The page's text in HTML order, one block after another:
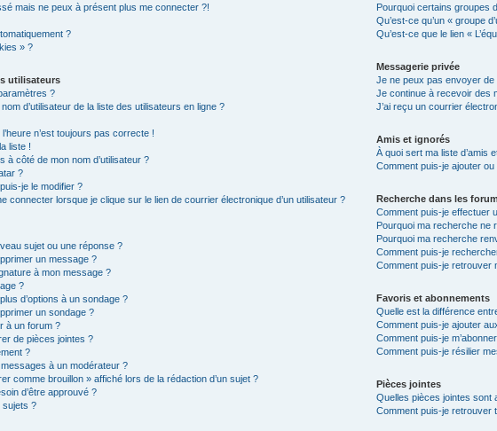
mais ne peux à présent plus me connecter ?!
?
» ?
utilisateurs
?
d’utilisateur de la liste des utilisateurs en ligne ?
n’est toujours pas correcte !
liste !
à côté de mon nom d’utilisateur ?
?
je le modifier ?
connecter lorsque je clique sur le lien de courrier électronique d’un utilisateur ?
sujet ou une réponse ?
un message ?
à mon message ?
?
d’options à un sondage ?
un sondage ?
à un forum ?
de pièces jointes ?
?
à un modérateur ?
comme brouillon » affiché lors de la rédaction d’un sujet ?
d’être approuvé ?
sujets ?
Pourquoi certains groupes
Qu’est-ce qu’un « groupe
Qu’est-ce que le lien «
Messagerie privée
Je ne peux pas envoyer
Je continue à recevoir des
J’ai reçu un courrier
Amis et ignorés
À quoi sert ma liste d’amis
Comment puis-je ajouter ou
Recherche dans les
Comment puis-je effectuer
Pourquoi ma recherche ne
Pourquoi ma recherche
Comment puis-je
Comment puis-je retrouver
Favoris et abonnements
Quelle est la différence
Comment puis-je ajouter
Comment puis-je
Comment puis-je résilier
Pièces jointes
Quelles pièces jointes sont
Comment puis-je retrouver